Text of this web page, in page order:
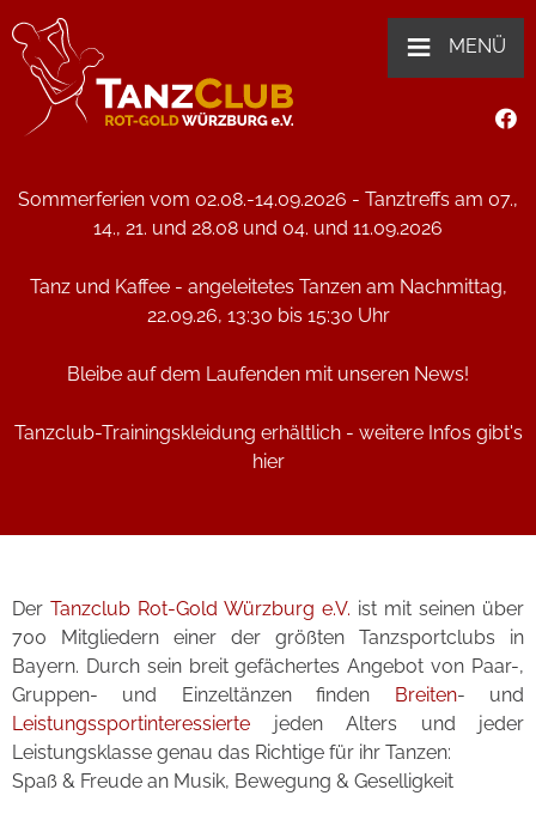
≡ MENÜ
Sommerferien vom 02.08.-14.09.2026 - Tanztreffs am 07.,
14., 21. und 28.08 und 04. und 11.09.2026
Tanz und Kaffee - angeleitetes Tanzen am Nachmittag,
22.09.26, 13:30 bis 15:30 Uhr
Bleibe auf dem Laufenden mit unseren News!
Tanzclub-Trainingskleidung erhältlich - weitere Infos gibt's
hier
Der Tanzclub Rot-Gold Würzburg e.V. ist mit seinen über
700 Mitgliedern einer der größten Tanzsportclubs in
Bayern. Durch sein breit gefächertes Angebot von Paar-,
Gruppen- und Einzeltänzen finden Breiten- und
Leistungssportinteressierte jeden Alters und jeder
Leistungsklasse genau das Richtige für ihr Tanzen:
Spaß & Freude an Musik, Bewegung & Geselligkeit